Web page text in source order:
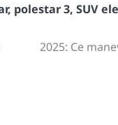
, polestar 3, SUV
2025: Ce